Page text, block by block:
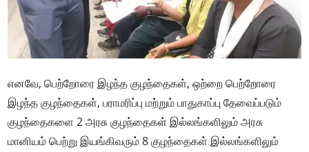
எனவே, பெற்றோரை இழந்த குழந்தைகள், ஒற்றை பெற்றோரை
இழந்த குழந்தைகள், பராமரிப்பு மற்றும் பாதுகாப்பு தேவைப்படும்
குழந்தைகளை 2 அரசு குழந்தைகள் இல்லங்களிலும் அரசு
மானியம் பெற்று இயங்கிவரும் 8 குழந்தைகள் இல்லங்களிலும்